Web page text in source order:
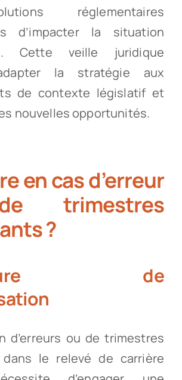
réglementaires
d’impacter la situation
Cette veille juridique
la stratégie aux
de contexte législatif et
nouvelles opportunités.
en cas d’erreur
trimestres
?
de
d’erreurs ou de trimestres
dans le relevé de carrière